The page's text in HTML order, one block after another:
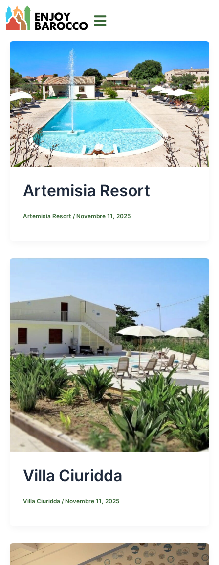
Vai
al
Artemisia Resort
Artemisia Resort /Novembre 11, 2025
Villa Ciuridda
Villa Ciuridda / Novembre 11, 2025